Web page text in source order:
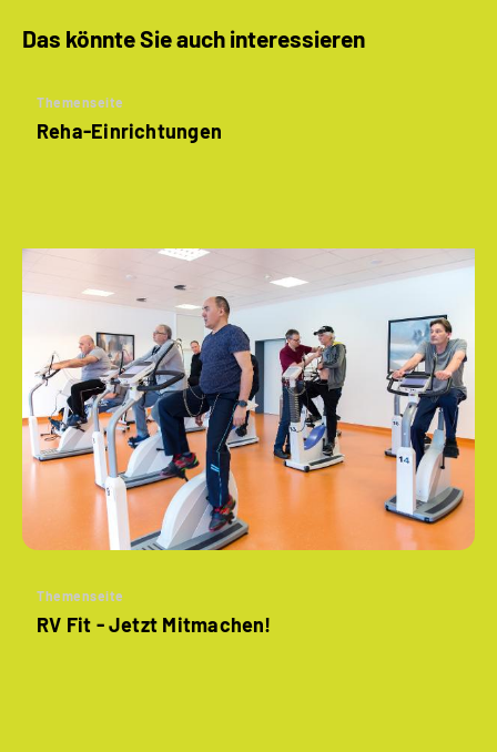
Das könnte Sie auch interessieren
Themenseite
Reha-Einrichtungen
Themenseite
RV Fit - Jetzt Mitmachen!